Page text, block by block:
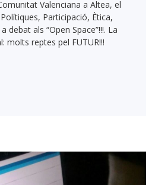
Valenciana a Altea, el
Participació, Ètica,
debat als “Open Space”!!!. La
molts reptes pel FUTUR!!!